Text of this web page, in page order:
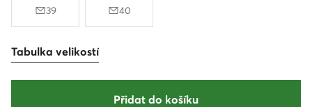
39 40
Tabulka velikostí
Přidat do košíku